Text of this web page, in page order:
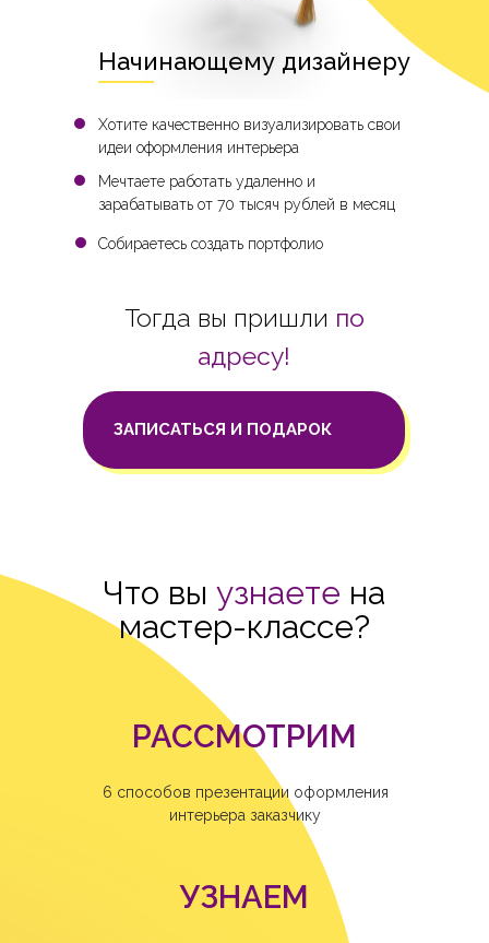
ЗАПИСАТЬСЯ И ПОДАРОК
Хотите качественно визуализировать свои
идеи оформления интерьера
Начинающему дизайнеру
Мечтаете работать удаленно и
зарабатывать от 70 тысяч рублей в месяц
Собираетесь создать портфолио
Тогда вы пришли по
адресу!
Что вы узнаете на
мастер-классе?
6 способов презентации оформления
интерьера заказчику
РАССМОТРИМ
УЗНАЕМ